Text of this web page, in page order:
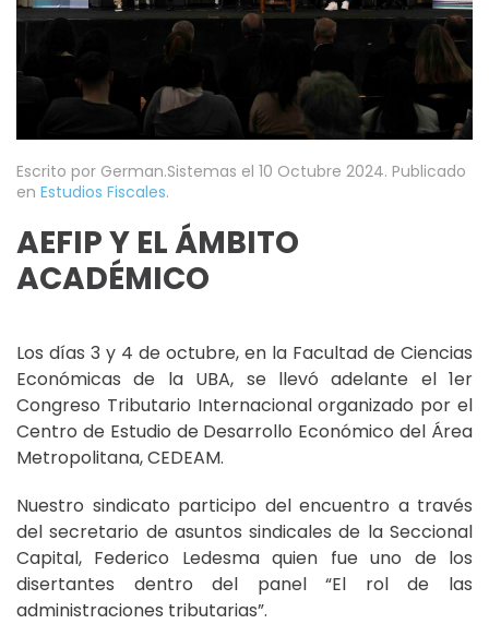
Escrito por German.Sistemas el 10 Octubre 2024. Publicado
en Estudios Fiscales.
AEFIP Y EL ÁMBITO
ACADÉMICO
Los días 3 y 4 de octubre, en la Facultad de Ciencias
Económicas de la UBA, se llevó adelante el 1er
Congreso Tributario Internacional organizado por el
Centro de Estudio de Desarrollo Económico del Área
Metropolitana, CEDEAM.
Nuestro sindicato participo del encuentro a través
del secretario de asuntos sindicales de la Seccional
Capital, Federico Ledesma quien fue uno de los
disertantes dentro del panel “El rol de las
administraciones tributarias”.